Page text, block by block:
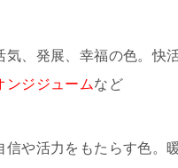
気、発展、幸福の色。快
ンジジュームなど
信や活力をもたらす色。